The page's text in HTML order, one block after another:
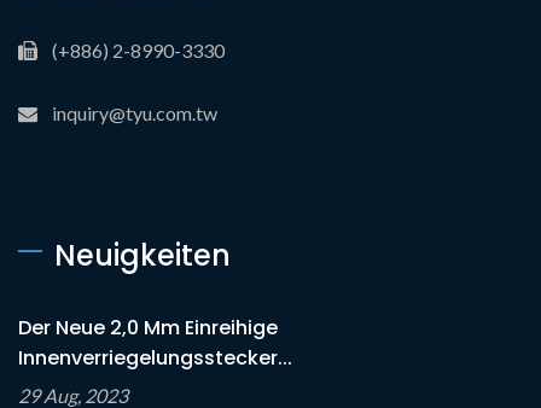
(+886) 2-8990-3330
inquiry@tyu.com.tw
Neuigkeiten
Der Neue 2,0 Mm Einreihige
Innenverriegelungsstecker...
29 Aug, 2023